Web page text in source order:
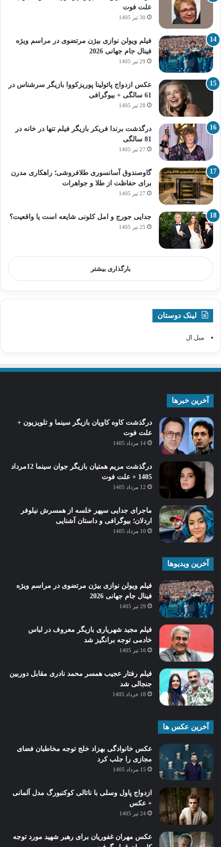
علت فوت
30 تیر 1405
فیلم ویولن نوازی بیژن مرتضوی در مراسم ویژه
فینال جام جهانی 2026
29 تیر 1405
عکس ازدواج پائولینا پوریزکووا بازیگر سرشناس در
61 سالگی + بیوگرافی
28 تیر 1405
درگذشت برندا فریکر بازیگر فیلم تنها در خانه در
81 سالگی
27 تیر 1405
گاوصندوق آسانسوری طلافروشی؛ راهکاری مدرن
برای حفاظت از طلا و جواهرات
27 تیر 1405
جدایی جورج و امل کلونی شایعه است یا واقعیت؟
25 تیر 1405
بارگذاری بیشتر
لینک دوستان
مبل ال
آخرین خبرها
درگذشت کاوه کاویان بازیگر سینما و تلویزیون +
علت فوت
14 مرداد 1405
درگذشت مریم همتیان بازیگر جوان سینما 12مرداد
1405 + علت فوت
12 مرداد 1405
ماجرای جدایی سپهر خلسه از همسرش نیلوفر
اردلان؛ بیوگرافی و داستان آشنایی
10 مرداد 1405
آخرین ویدیوها
فیلم ویولن نوازی بیژن مرتضوی در مراسم ویژه
فینال جام جهانی 2026
29 تیر 1405
فیلم مجید شهریاری بازیگر معروف در لباس
خادمی توجه برانگیز شد
16 تیر 1405
فیلم رفتار عجیب همسر محمد نادری مقابل دوربین
جنجالی شد
18 خرداد 1405
آخرین عکس ها
عکس خانوادگی بهزاد خلج توجه مخاطبان فضای
مجازی را جلب کرد
15 مرداد 1405
ازدواج پاول وسلی با ناتالی کوکنبورگ مدل آلمانی
+ عکس
24 تیر 1405
عکس مهران غفوریان برای رهبر شهید مورد توجه